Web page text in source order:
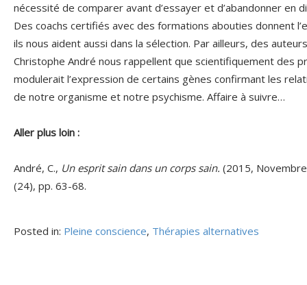
nécessité de comparer avant d’essayer et d’abandonner en
Des coachs certifiés avec des formations abouties donnent
ils nous aident aussi dans la sélection. Par ailleurs, des
Christophe André nous rappellent que scientifiquement des
modulerait l’expression de certains gènes confirmant les
de notre organisme et notre psychisme. Affaire à suivre…
Aller plus loin :
André, C., Un esprit sain dans un corps sain. (2015,
(24), pp. 63-68.
Posted in: Pleine conscience, Thérapies alternatives